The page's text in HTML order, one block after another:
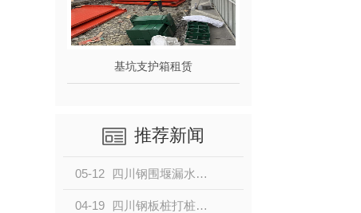
基坑支护箱租赁
推荐新闻
05-12 四川钢围堰漏水如何处理,这里说明白了！
04-19 四川钢板桩打桩方法详解